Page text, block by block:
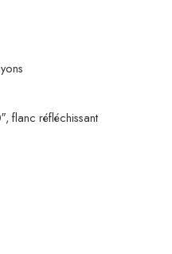
flanc réfléchissant